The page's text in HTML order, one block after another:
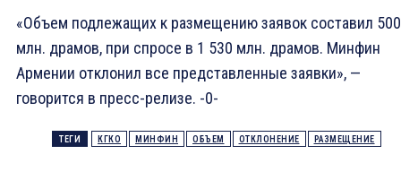
«Объем подлежащих к размещению заявок составил 500
млн. драмов, при спросе в 1 530 млн. драмов. Минфин
Армении отклонил все представленные заявки», —
говорится в пресс-релизе. -0-
ТЕГИ КГКО МИНФИН ОБЪЕМ ОТКЛОНЕНИЕ РАЗМЕЩЕНИЕ